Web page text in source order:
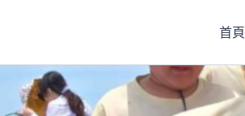
首頁